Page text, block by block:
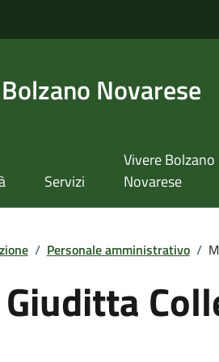
Novarese
Servizi
Vivere Bolzano
Novarese
/ Personale amministrativo /